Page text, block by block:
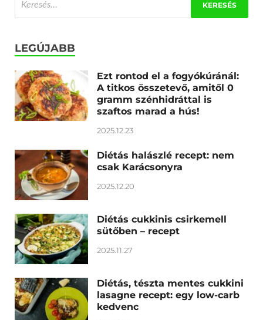
LEGÚJABB
Ezt rontod el a fogyókúránál:
A titkos összetevő, amitől 0
gramm szénhidráttal is
szaftos marad a hús!
2025.12.23
Diétás halászlé recept: nem
csak Karácsonyra
2025.12.20
Diétás cukkinis csirkemell
sütőben – recept
2025.11.27
Diétás, tészta mentes cukkini
lasagne recept: egy low-carb
kedvenc